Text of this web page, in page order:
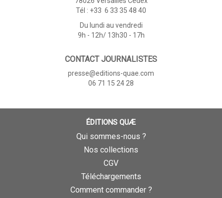
Tél : +33 6 33 35 48 40
Du lundi au vendredi
9h - 12h/ 13h30 - 17h
CONTACT JOURNALISTES
presse@editions-quae.com
06 71 15 24 28
ÉDITIONS QUÆ
Qui sommes-nous ?
Nos collections
CGV
Téléchargements
Comment commander ?